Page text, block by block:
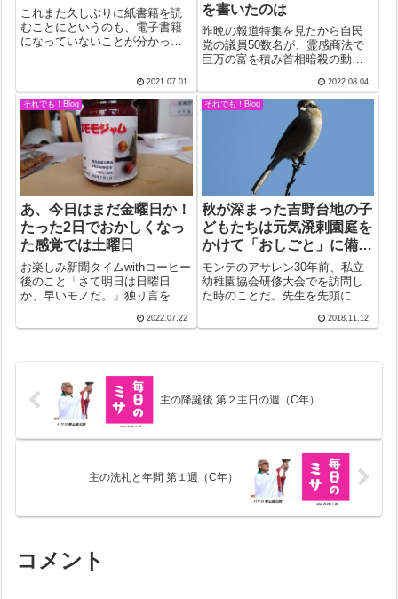
これまた久しぶりに紙書籍を読
むことにというのも、電子書籍
になっていないことが分かった
める』といつもうまくいく」。1
章の書き出しがいきなり「キリ
スト教の修道女として…」に思
わずオッ！と前...
2021.07.01
を書いたのは
昨晩の報道特集を見たから自民
党の議員50数名が、霊感商法で
巨万の富を積み首相暗殺の動機
ったという。野党二人の議員の
発言は分りやすかったが、自民
党側の歯切れの悪さは許しがた
かった。「党として」という言
い方にこだわっ...
2022.08.04
それでも！Blog
あ、今日はまだ金曜日か！
たった2日でおかしくなっ
た感覚では土曜日
お楽しみ新聞タイムwithコーヒー
後のこと「さて明日は日曜日
か、早いモノだ。」独り言を言
感。待てよ、昨日は確かに木曜
う一度新聞を...
2022.07.22
それでも！Blog
秋が深まった吉野台地の子
どもたちは元気溌剌園庭を
かけて「おしごと」に備え
る
モンテのアサレン30年前、私立
幼稚園協会研修大会でを訪問し
た時のことだ。先生を先頭に園
いる姿に衝撃を受けたものだ。
2018.11.12
主の降誕後 第２主日の週（C年）
主の洗礼と年間 第１週（C年）
コメント